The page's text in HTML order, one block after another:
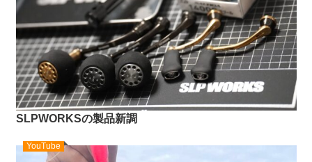
SLPWORKSの製品新調
YouTube